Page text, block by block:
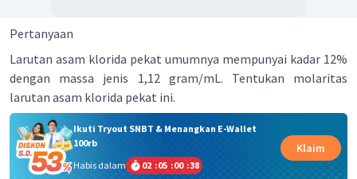
Pertanyaan
Larutan asam klorida pekat umumnya mempunyai kadar 12%
dengan massa jenis 1,12 gram/mL. Tentukan molaritas
larutan asam klorida pekat ini.
Ikuti Tryout SNBT & Menangkan E-Wallet
100rb
Habis dalam
02 :05 :00 :38
Klaim